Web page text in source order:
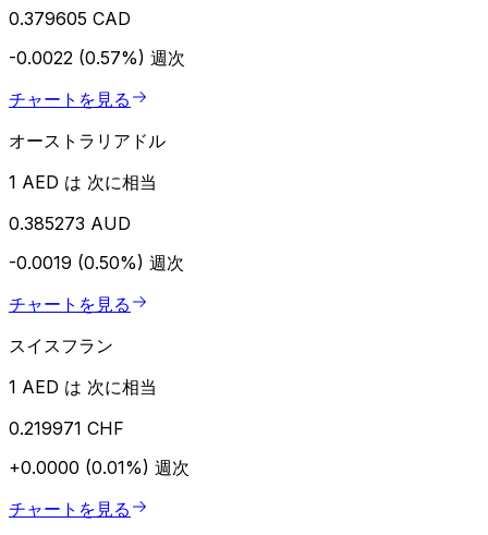
0.379605 CAD
-0.0022 (0.57%) 週次
チャートを見る
オーストラリアドル
1 AED は 次に相当
0.385273 AUD
-0.0019 (0.50%) 週次
チャートを見る
スイスフラン
1 AED は 次に相当
0.219971 CHF
+0.0000 (0.01%) 週次
チャートを見る